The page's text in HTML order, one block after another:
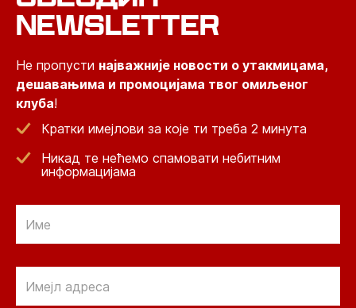
NEWSLETTER
Не пропусти најважније новости о утакмицама,
дешавањима и промоцијама твог омиљеног
клуба!
Кратки имејлови за које ти треба 2 минута
Никад те нећемо спамовати небитним
информацијама